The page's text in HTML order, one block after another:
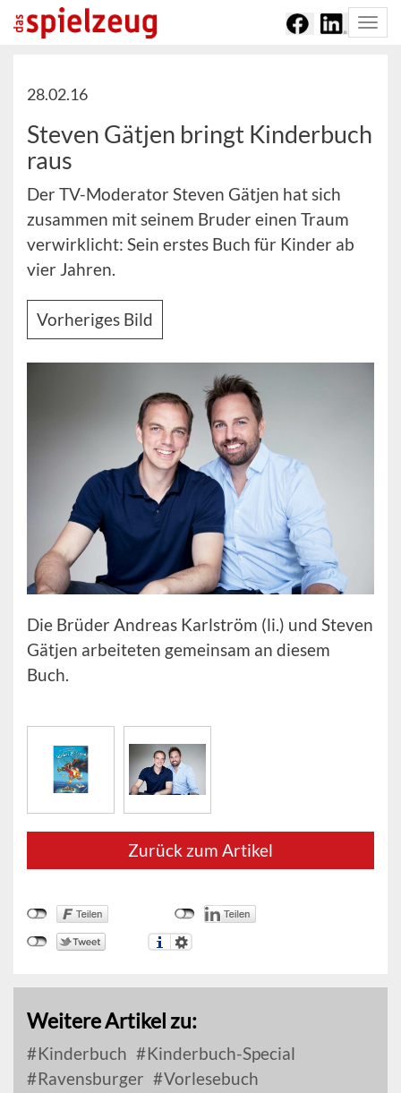
28.02.16
Steven Gätjen bringt Kinderbuch
raus
Der TV-Moderator Steven Gätjen hat sich
zusammen mit seinem Bruder einen Traum
verwirklicht: Sein erstes Buch für Kinder ab
vier Jahren.
Vorheriges Bild
Die Brüder Andreas Karlström (li.) und Steven
Gätjen arbeiteten gemeinsam an diesem
Buch.
Zurück zum Artikel
Weitere Artikel zu:
Kinderbuch
Kinderbuch-Special
Ravensburger
Vorlesebuch